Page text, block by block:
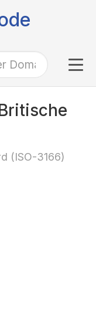
(ISO-3166)